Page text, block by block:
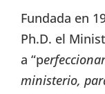
Fundada en
Ph.D. el
a “p
ministerio,